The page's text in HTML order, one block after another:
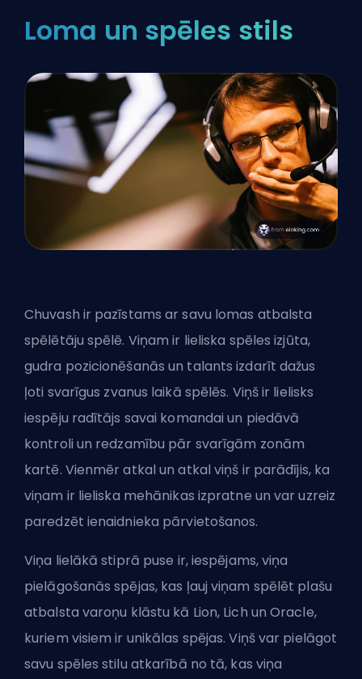
Loma un spēles stils
Chuvash ir pazīstams ar savu lomas atbalsta
spēlētāju spēlē. Viņam ir lieliska spēles izjūta,
gudra pozicionēšanās un talants izdarīt dažus
ļoti svarīgus zvanus laikā spēlēs. Viņš ir lielisks
iespēju radītājs savai komandai un piedāvā
kontroli un redzamību pār svarīgām zonām
kartē. Vienmēr atkal un atkal viņš ir parādījis, ka
viņam ir lieliska mehānikas izpratne un var uzreiz
paredzēt ienaidnieka pārvietošanos.
Viņa lielākā stiprā puse ir, iespējams, viņa
pielāgošanās spējas, kas ļauj viņam spēlēt plašu
atbalsta varoņu klāstu kā Lion, Lich un Oracle,
kuriem visiem ir unikālas spējas. Viņš var pielāgot
savu spēles stilu atkarībā no tā, kas viņa